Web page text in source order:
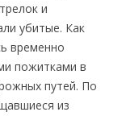
и
убитые. Как
временно
пожитками в
путей. По
из